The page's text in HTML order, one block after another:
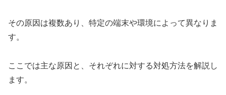
その原因は複数あり、特定の端末や環境によって異なりま
す。
ここでは主な原因と、それぞれに対する対処方法を解説し
ます。